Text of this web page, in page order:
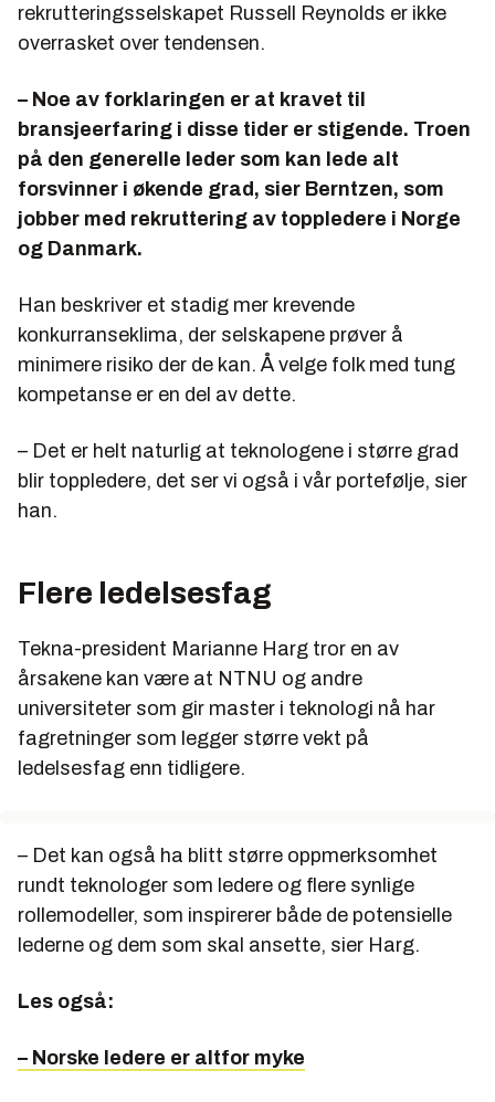
rekrutteringsselskapet Russell Reynolds er ikke
overrasket over tendensen.
– Noe av forklaringen er at kravet til
bransjeerfaring i disse tider er stigende. Troen
på den generelle leder som kan lede alt
forsvinner i økende grad, sier Berntzen, som
jobber med rekruttering av toppledere i Norge
og Danmark.
Han beskriver et stadig mer krevende
konkurranseklima, der selskapene prøver å
minimere risiko der de kan. Å velge folk med tung
kompetanse er en del av dette.
– Det er helt naturlig at teknologene i større grad
blir toppledere, det ser vi også i vår portefølje, sier
han.
Flere ledelsesfag
Tekna-president Marianne Harg tror en av
årsakene kan være at NTNU og andre
universiteter som gir master i teknologi nå har
fagretninger som legger større vekt på
ledelsesfag enn tidligere.
– Det kan også ha blitt større oppmerksomhet
rundt teknologer som ledere og flere synlige
rollemodeller, som inspirerer både de potensielle
lederne og dem som skal ansette, sier Harg.
Les også:
– Norske ledere er altfor myke